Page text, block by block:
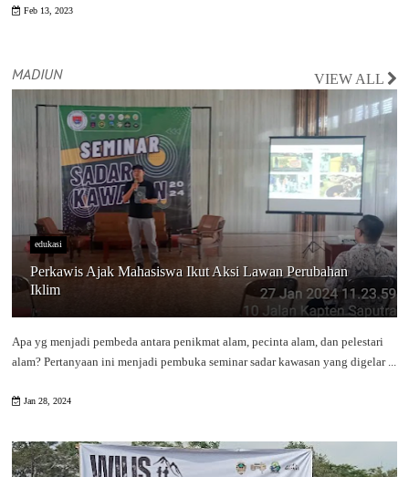
Feb 13, 2023
MADIUN VIEW ALL
edukasi
Perkawis Ajak Mahasiswa Ikut Aksi Lawan Perubahan
Iklim
Apa yg menjadi pembeda antara penikmat alam, pecinta alam, dan pelestari
alam? Pertanyaan ini menjadi pembuka seminar sadar kawasan yang digelar ...
Jan 28, 2024